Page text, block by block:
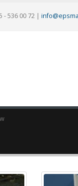
- 536 00 72 |